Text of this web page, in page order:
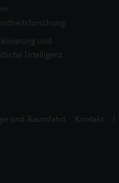
und
Intelligenz
und Raumfahrt Kontakt |